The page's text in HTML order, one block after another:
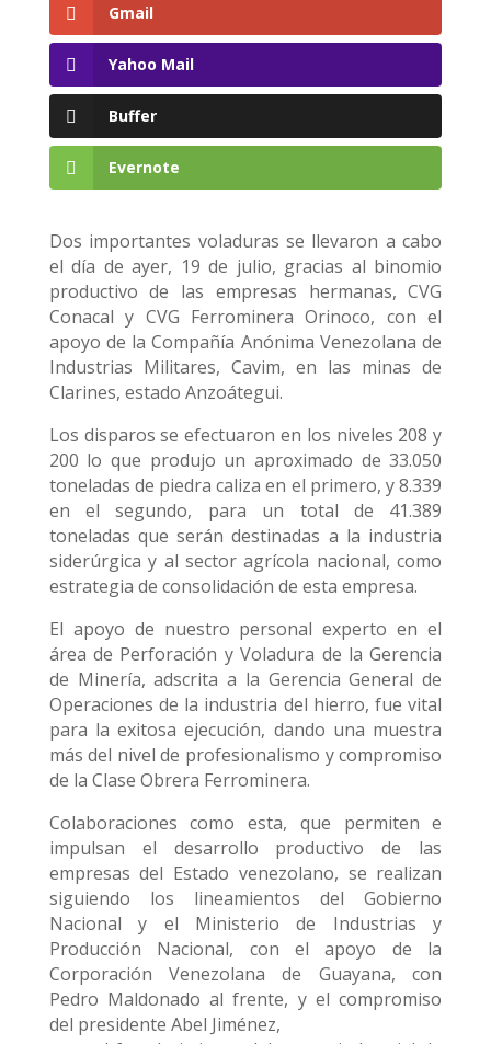
Gmail
Yahoo Mail
Buffer
Evernote
Dos importantes voladuras se llevaron a cabo
el día de ayer, 19 de julio, gracias al binomio
productivo de las empresas hermanas, CVG
Conacal y CVG Ferrominera Orinoco, con el
apoyo de la Compañía Anónima Venezolana de
Industrias Militares, Cavim, en las minas de
Clarines, estado Anzoátegui.
Los disparos se efectuaron en los niveles 208 y
200 lo que produjo un aproximado de 33.050
toneladas de piedra caliza en el primero, y 8.339
en el segundo, para un total de 41.389
toneladas que serán destinadas a la industria
siderúrgica y al sector agrícola nacional, como
estrategia de consolidación de esta empresa.
El apoyo de nuestro personal experto en el
área de Perforación y Voladura de la Gerencia
de Minería, adscrita a la Gerencia General de
Operaciones de la industria del hierro, fue vital
para la exitosa ejecución, dando una muestra
más del nivel de profesionalismo y compromiso
de la Clase Obrera Ferrominera.
Colaboraciones como esta, que permiten e
impulsan el desarrollo productivo de las
empresas del Estado venezolano, se realizan
siguiendo los lineamientos del Gobierno
Nacional y el Ministerio de Industrias y
Producción Nacional, con el apoyo de la
Corporación Venezolana de Guayana, con
Pedro Maldonado al frente, y el compromiso
del presidente Abel Jiménez,